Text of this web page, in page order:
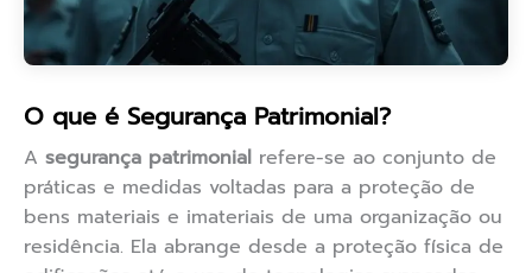
O que é Segurança Patrimonial?
A segurança patrimonial refere-se ao conjunto de
práticas e medidas voltadas para a proteção de
bens materiais e imateriais de uma organização ou
residência. Ela abrange desde a proteção física de